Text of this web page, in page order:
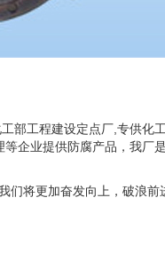
部工程建设定点厂,专供化
企业提供防腐产品，我厂
们将更加奋发向上，破浪